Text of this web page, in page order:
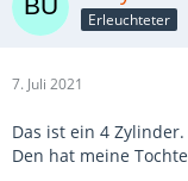
Erleuchteter
7. Juli 2021
Das ist ein 4 Zylinder.
Den hat meine